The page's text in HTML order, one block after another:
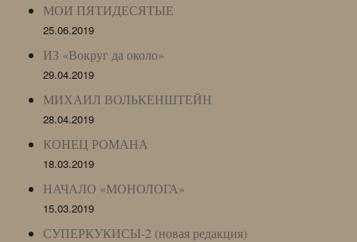
МОИ ПЯТИДЕСЯТЫЕ
25.06.2019
ИЗ «Вокруг да около»
29.04.2019
МИХАИЛ ВОЛЬКЕНШТЕЙН
28.04.2019
КОНЕЦ РОМАНА
18.03.2019
НАЧАЛО «МОНОЛОГА»
15.03.2019
СУПЕРКУКИСЫ-2 (новая редакция)